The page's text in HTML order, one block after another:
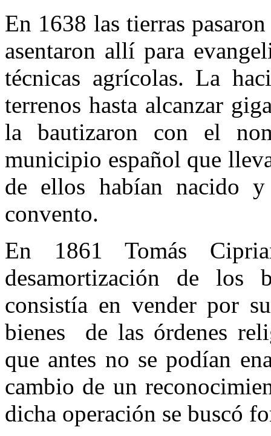
En 1638 las tierras
asentaron allí para
técnicas agrícolas. La
terrenos hasta alcanzar
la bautizaron con el
municipio español que
de ellos habían nacido
convento.
En 1861 Tomás
desamortización de los
consistía en vender por
bienes de las órdenes
que antes no se podían
cambio de un
dicha operación se buscó